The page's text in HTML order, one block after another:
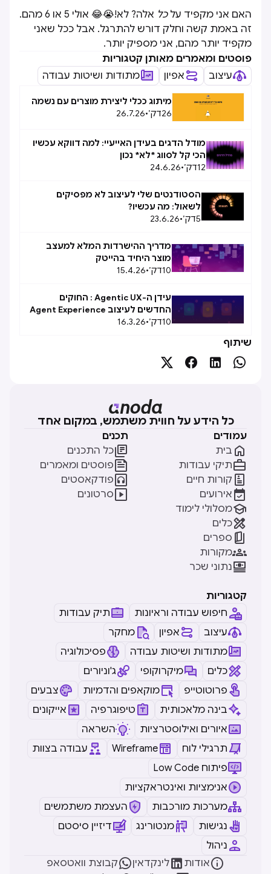
האם אני מקפיד עלכל
אלה? לא!😭😂 אולי 5 או 6 מהם.
זה באמת קשה וחלק דורש להתרגל. אבל ככל שאני
מקפיד יותר מהם, אני מספיק יותר.
פוסטים ומאמרים מאותן קטגוריות
עיצוב
אפיון מתודות ושיטות עבודה
מיתוג ככלי ליצירת מוצרים עם נשמה
26דק׳•
26.7.26
מודל הדגים בעידן האייעיי: למה דווקא עכשיו
הכי קל לסווג *לא* נכון
12דק׳•
24.6.26
הסטודנטים שלי לעיצוב לא מפסיקים
לשאול: מה עכשיו?
5דק׳•
23.6.26
מדריך ההישרדות המלא למעצב
מוצר היחיד בהייטק
10דק׳•
15.4.26
עידן ה-Agentic UX : החוקים
החדשים לעיצוב Agent Experience
(AX)
10דק׳•
16.3.26
שיתוף




כל הידע על חווית משתמש, במקום אחד
עמודים
בית 
תיקי עבודות
קורות חיים 
אירועים 
מסלולי לימוד
כלים
ספרים 
מקורות
נתוני שכר
תכנים
כל התכנים
פוסטים ומאמרים
פודקאסטים
סרטונים
קטגוריות
חיפוש עבודה וראיונות
תיק עבודות
עיצוב
אפיון
מחקר
מתודות ושיטות עבודה
פסיכולוגיה
כלים
מיקרוקופי
ג'וניורים
פרוטוטייפ
מוקאפים והדמיות
צבעים
בינה מלאכותית
טיפוגרפיה
אייקונים
איורים ואילוסטרציות
השראה
תרגילי לוח
Wireframe
עבודה בצוות
Low Code פיתוח
אנימציות ואינטראקציות
מערכות מורכבות
העצמת משתמשים
נגישות
מנטורינג
דיזיין סיסטם
ניהול
אודות לינקדאין קבוצת וואטסאפ